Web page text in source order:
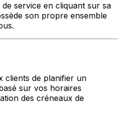
service en cliquant sur sa
son propre ensemble
clients de planifier un
sur vos horaires
des créneaux de